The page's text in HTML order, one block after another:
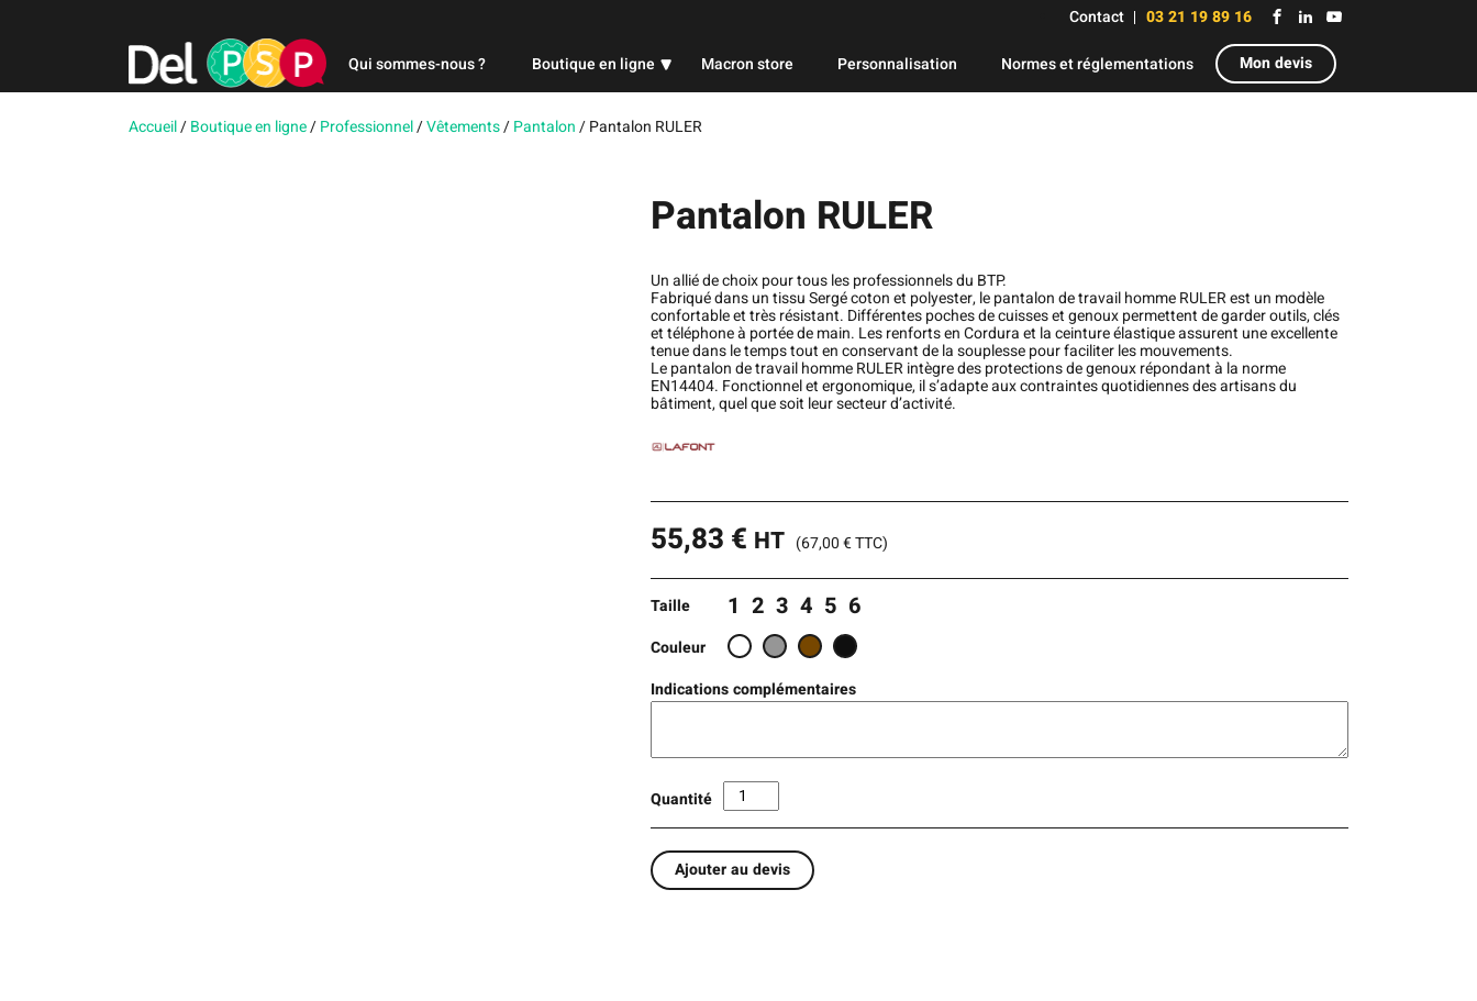
Contact 03 21 19 89 16
Qui sommes-nous ? Boutique en ligne
Professionnel
Macron store Personnalisation Normes et réglementations Mon devis
Accueil/Boutique en ligne/Professionnel/Vêtements/Pantalon/Pantalon RULER
Pantalon RULER
Un allié de choix pour tous les professionnels du BTP.
Fabriqué dans un tissu Sergé coton et polyester, le pantalon de travail homme RULER est un modèle
confortable et très résistant. Différentes poches de cuisses et genoux permettent de garder outils, clés
et téléphone à portée de main. Les renforts en Cordura et la ceinture élastique assurent une excellente
tenue dans le temps tout en conservant de la souplesse pour faciliter les mouvements.
Le pantalon de travail homme RULER intègre des protections de genoux répondant à la norme
EN14404. Fonctionnel et ergonomique, il s’adapte aux contraintes quotidiennes des artisans du
bâtiment, quel que soit leur secteur d’activité.
55,83 € HT (67,00€TTC)
Taille 1 2 3 4 5 6
Couleur
Indications complémentaires
Quantité
Ajouter au devis